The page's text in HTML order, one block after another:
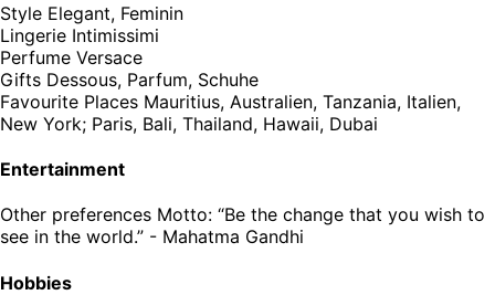
Style Elegant, Feminin
Lingerie Intimissimi
Perfume Versace
Gifts Dessous, Parfum, Schuhe
Favourite Places Mauritius, Australien, Tanzania, Italien,
New York; Paris, Bali, Thailand, Hawaii, Dubai
Entertainment
Other preferences Motto: “Be the change that you wish to
see in the world.” - Mahatma Gandhi
Hobbies